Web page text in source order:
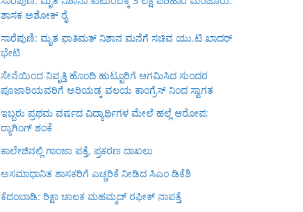
ಶಾಸಕ ಅಶೋಕ್ ರೈ
ಸಾರೆಪುಣಿ: ಮೃತ ಫಾತಿಮತ್ ನಿಶಾನ ಮನೆಗೆ ಸಚಿವ ಯು.ಟಿ ಖಾದರ್
ಭೇಟಿ
ಸೇನೆಯಿಂದ ನಿವೃತ್ತಿ ಹೊಂದಿ ಹುಟ್ಟೂರಿಗೆ ಆಗಮಿಸಿದ ಸುಂದರ
ಪೂಜಾರಿಯವರಿಗೆ ಅರಿಯಡ್ಕ ವಲಯ ಕಾಂಗ್ರೆಸ್ ನಿಂದ ಸ್ವಾಗತ
ಇಬ್ಬರು ಪ್ರಥಮ ವರ್ಷದ ವಿದ್ಯಾರ್ಥಿಗಳ ಮೇಲೆ ಹಲ್ಲೆ ಆರೋಪ;
ರ‍್ಯಾಗಿಂಗ್ ಶಂಕೆ
ಕಾಲೇಜಿನಲ್ಲಿ ಗಾಂಜಾ ಪತ್ತೆ, ಪ್ರಕರಣ ದಾಖಲು
ಅಸಮಾಧಾನಿತ ಶಾಸಕರಿಗೆ ಎಚ್ಚರಿಕೆ ನೀಡಿದ ಸಿಎಂ ಡಿಕೆಶಿ
ಕೆದಂಬಾಡಿ: ರಿಕ್ಷಾ ಚಾಲಕ ಮಹಮ್ಮದ್ ರಫೀಕ್ ನಾಪತ್ತೆ